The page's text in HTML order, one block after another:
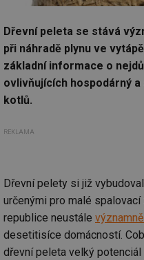
Dřevní peleta se stává
při náhradě plynu ve
základní informace o
ovlivňujících hospodárný
kotlů.
REKLAMA
Dřevní pelety si již
určenými pro malé
republice neustále
desetitisíce domácností.
dřevní peleta velký